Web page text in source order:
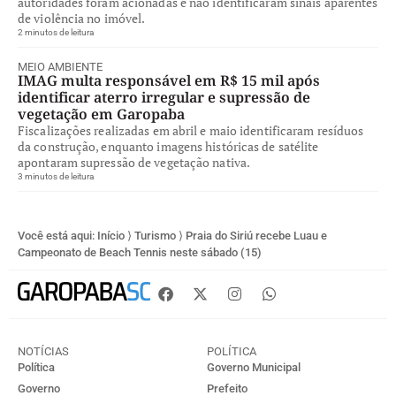
de violência no imóvel.
2 minutos de leitura
MEIO AMBIENTE
IMAG multa responsável em R$ 15 mil após
identificar aterro irregular e supressão de
vegetação em Garopaba
Fiscalizações realizadas em abril e maio identificaram resíduos
da construção, enquanto imagens históricas de satélite
apontaram supressão de vegetação nativa.
3 minutos de leitura
Você está aqui: Início ⟩ Turismo ⟩ Praia do Siriú recebe Luau e
Campeonato de Beach Tennis neste sábado (15)
NOTÍCIAS
Política
Governo
POLÍTICA
Governo Municipal
Prefeito